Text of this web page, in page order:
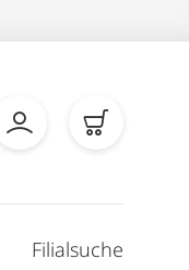
Filialsuche